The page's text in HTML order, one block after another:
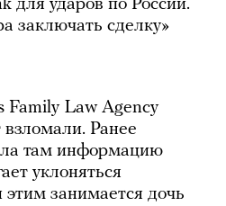
для ударов по России.
заключать сделку»
Law Agency
взломали. Ранее
там информацию
уклоняться
занимается дочь